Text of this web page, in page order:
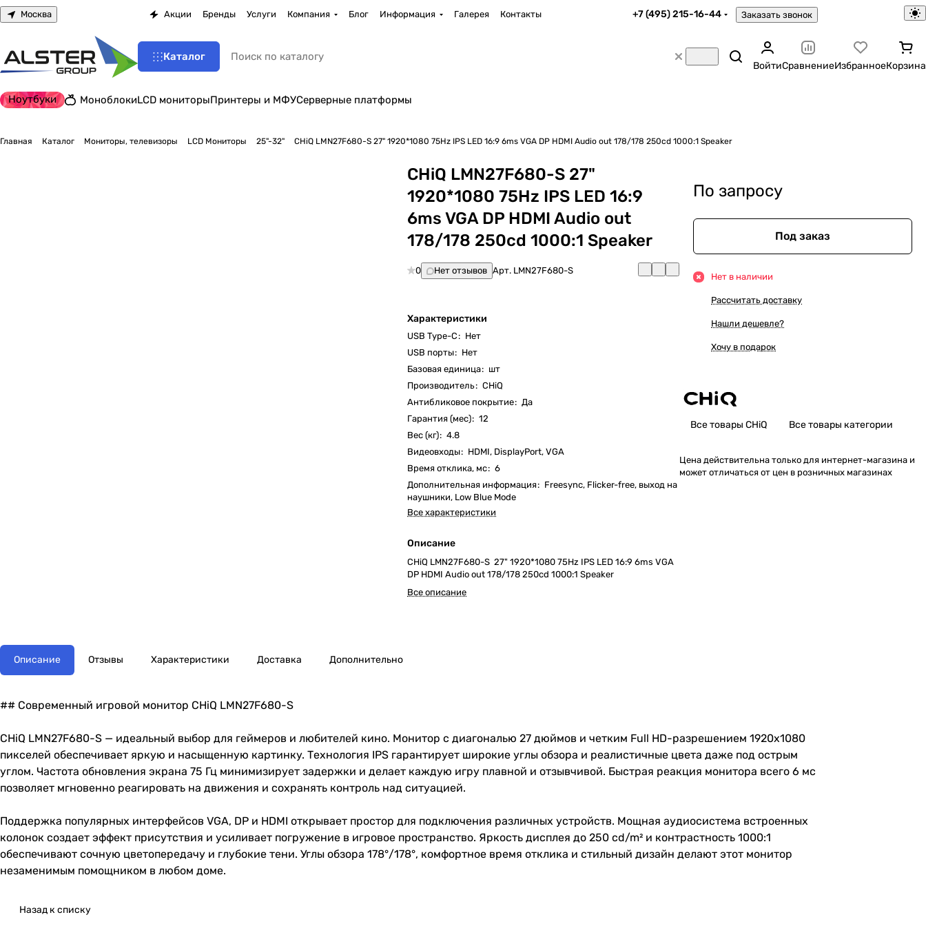
Москва Акции Бренды Услуги Компания Блог Информация Галерея Контакты +7 (495) 215-16-44 Заказать звонок
Каталог
ВойтиСравнениеИзбранноеКорзина
Ноутбуки МоноблокиLCD мониторыПринтеры и МФУСерверные платформы
Главная Каталог Мониторы, телевизоры LCD Мониторы 25"-32" CHiQ LMN27F680-S 27" 1920*1080 75Hz IPS LED 16:9 6ms VGA DP HDMI Audio out 178/178 250cd 1000:1 Speaker
CHiQ LMN27F680-S 27"
1920*1080 75Hz IPS LED 16:9
6ms VGA DP HDMI Audio out
178/178 250cd 1000:1 Speaker
0 Нет отзывов Арт. LMN27F680-S
Характеристики
USB Type-C: Нет
USB порты: Нет
Базовая единица: шт
Производитель: CHiQ
Антибликовое покрытие: Да
Гарантия (мес): 12
Вес (кг): 4.8
Видеовходы: HDMI, DisplayPort, VGA
Время отклика, мс: 6
Дополнительная информация: Freesync, Flicker-free, выход на
наушники, Low Blue Mode
Все характеристики
Описание
CHiQ LMN27F680-S 27" 1920*1080 75Hz IPS LED 16:9 6ms VGA
DP HDMI Audio out 178/178 250cd 1000:1 Speaker
Все описание
По запросу
Под заказ
Нет в наличии
Рассчитать доставку
Нашли дешевле?
Хочу в подарок
Все товары CHiQ Все товары категории
Цена действительна только для интернет-магазина и
может отличаться от цен в розничных магазинах
Описание Отзывы Характеристики Доставка Дополнительно
## Современный игровой монитор CHiQ LMN27F680-S
CHiQ LMN27F680-S — идеальный выбор для геймеров и любителей кино. Монитор с диагональю 27 дюймов и четким Full HD-разрешением 1920x1080
пикселей обеспечивает яркую и насыщенную картинку. Технология IPS гарантирует широкие углы обзора и реалистичные цвета даже под острым
углом. Частота обновления экрана 75 Гц минимизирует задержки и делает каждую игру плавной и отзывчивой. Быстрая реакция монитора всего 6 мс
позволяет мгновенно реагировать на движения и сохранять контроль над ситуацией.
Поддержка популярных интерфейсов VGA, DP и HDMI открывает простор для подключения различных устройств. Мощная аудиосистема встроенных
колонок создает эффект присутствия и усиливает погружение в игровое пространство. Яркость дисплея до 250 cd/m² и контрастность 1000:1
обеспечивают сочную цветопередачу и глубокие тени. Углы обзора 178°/178°, комфортное время отклика и стильный дизайн делают этот монитор
незаменимым помощником в любом доме.
Назад к списку